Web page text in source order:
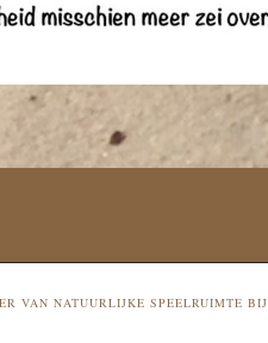
VAN NATUURLIJKE SPEELRUIMTE BIJ